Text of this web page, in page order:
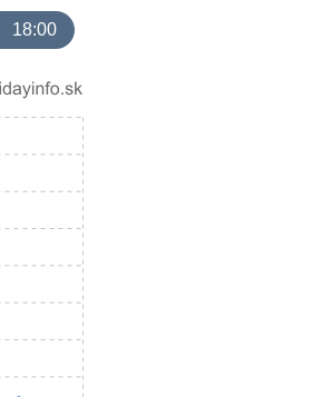
18:00